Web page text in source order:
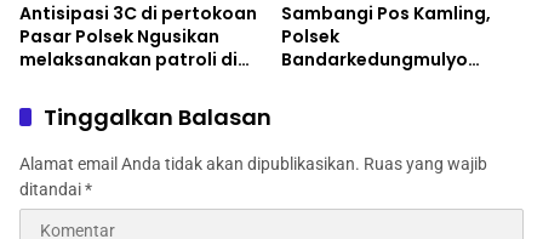
Antisipasi 3C di pertokoan
Pasar Polsek Ngusikan
melaksanakan patroli di
Sambangi Pos Kamling,
Polsek
Bandarkedungmulyo
Tinggalkan Balasan
Alamat email Anda tidak akan dipublikasikan. Ruas yang wajib
ditandai*